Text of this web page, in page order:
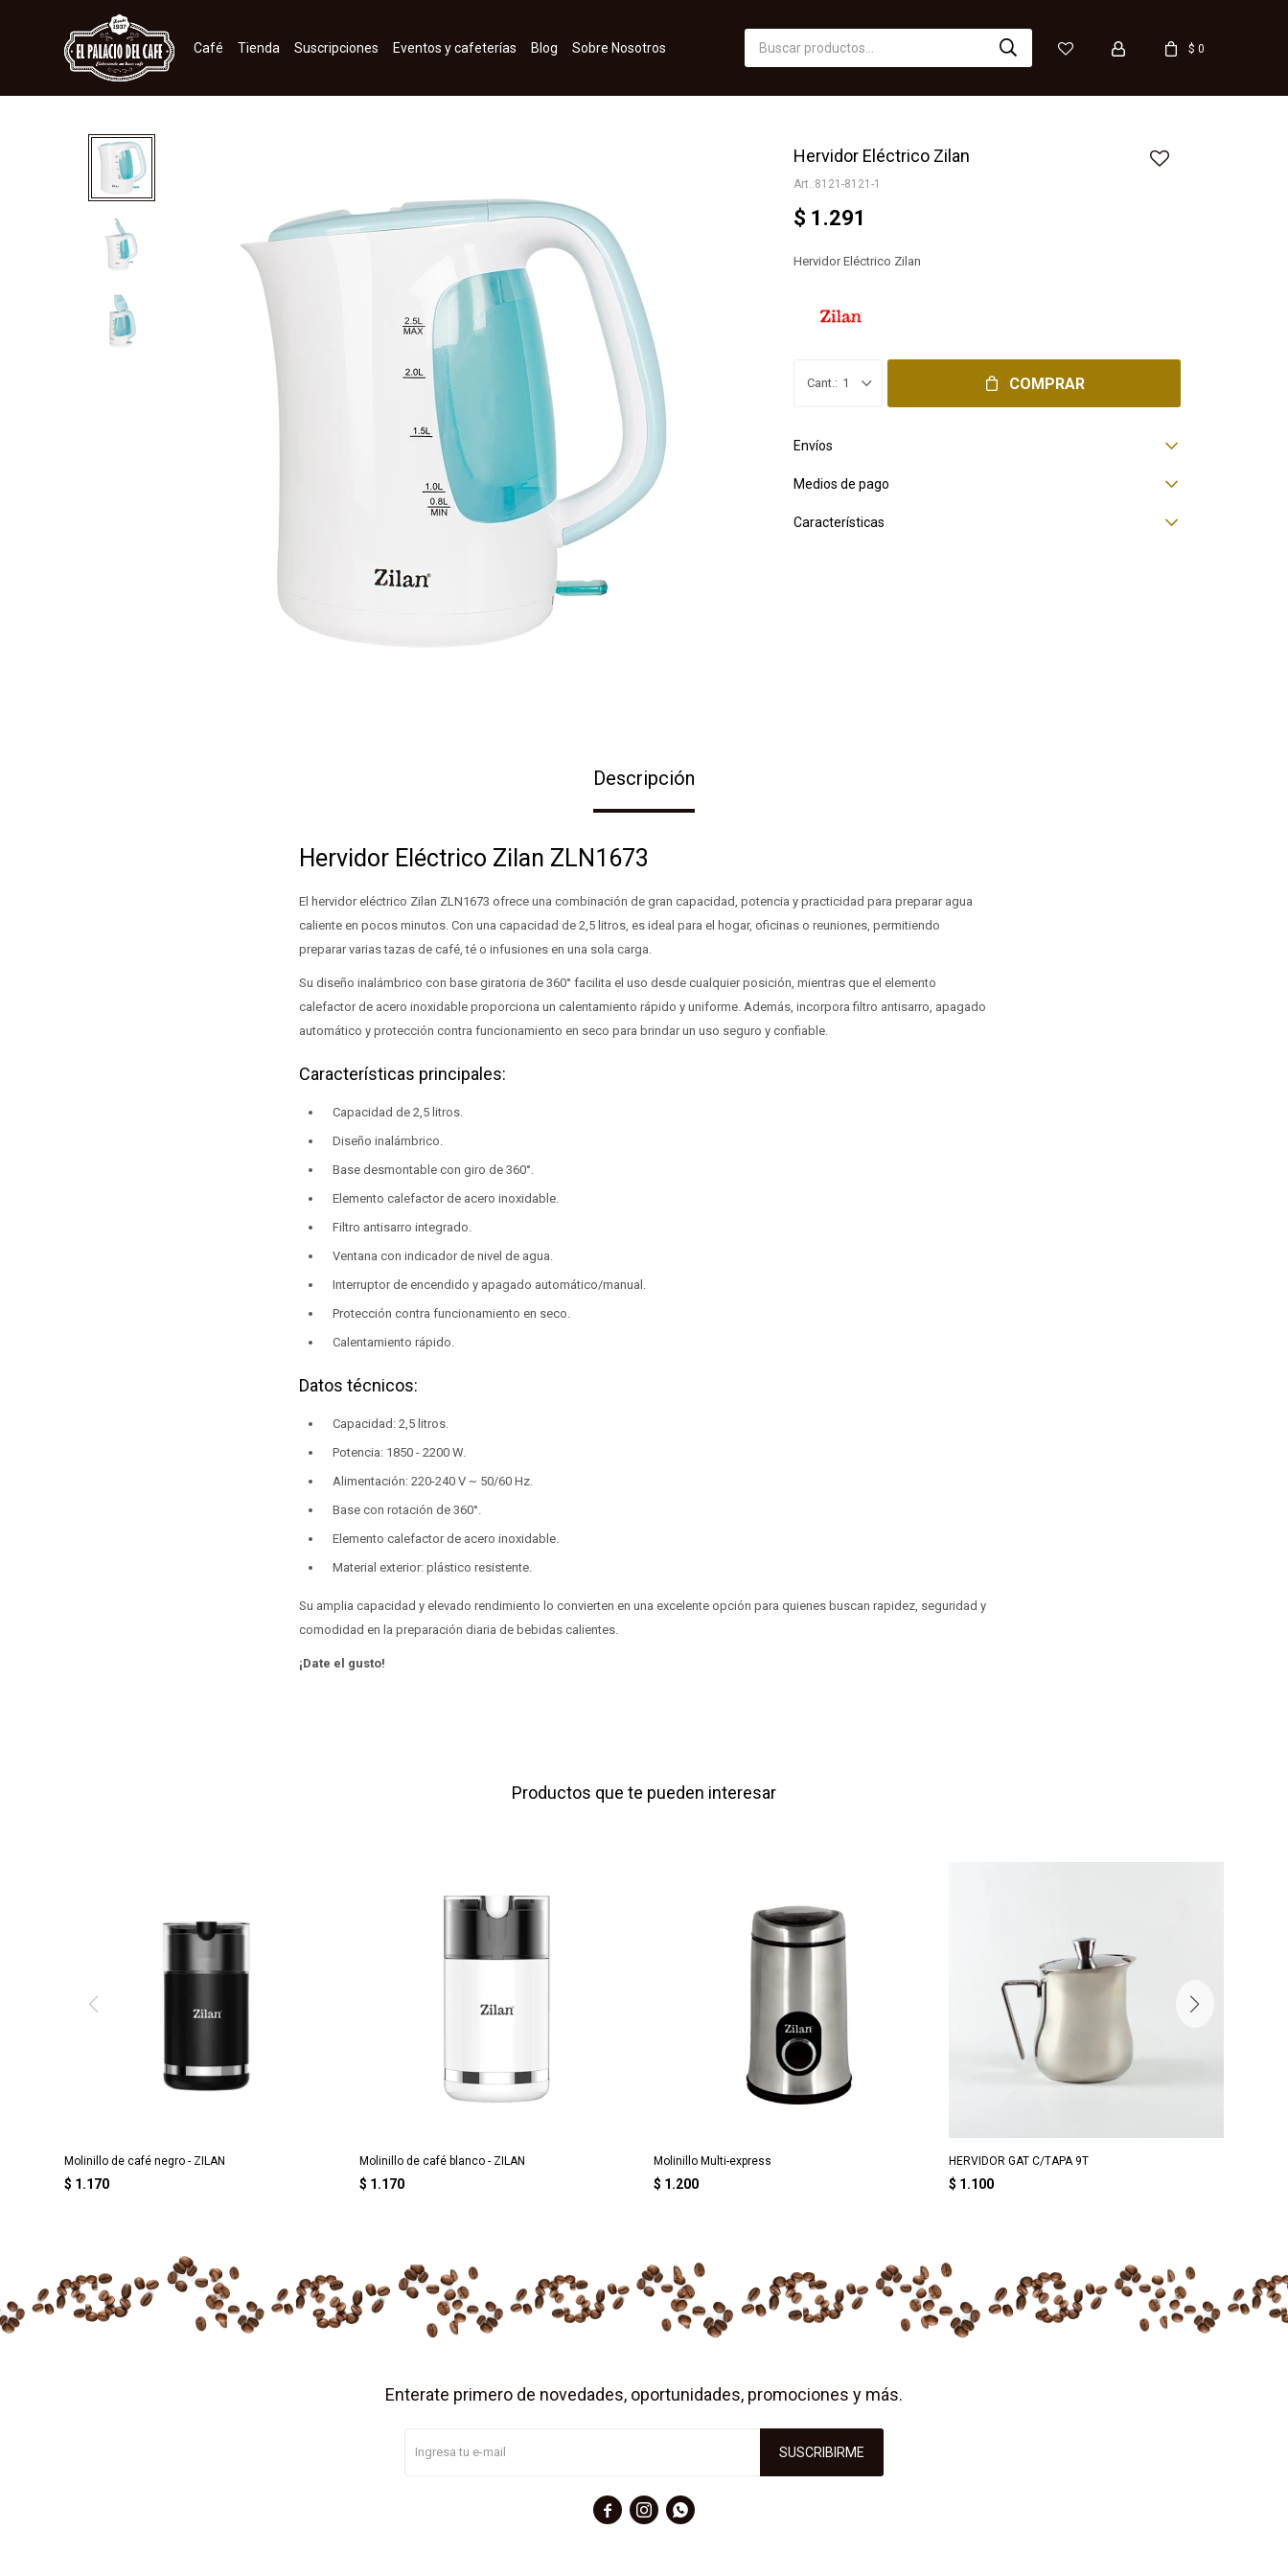
Café Tienda Suscripciones Eventos y cafeterías Blog Sobre Nosotros $ 0
Hervidor Eléctrico Zilan
8121-8121-1
$ 1.291
Hervidor Eléctrico Zilan
1 COMPRAR
Envíos
Medios de pago
Características
Descripción
Hervidor Eléctrico Zilan ZLN1673
El hervidor eléctrico Zilan ZLN1673 ofrece una combinación de gran capacidad, potencia y practicidad para preparar agua
caliente en pocos minutos. Con una capacidad de 2,5 litros, es ideal para el hogar, oficinas o reuniones, permitiendo
preparar varias tazas de café, té o infusiones en una sola carga.
Su diseño inalámbrico con base giratoria de 360° facilita el uso desde cualquier posición, mientras que el elemento
calefactor de acero inoxidable proporciona un calentamiento rápido y uniforme. Además, incorpora filtro antisarro, apagado
automático y protección contra funcionamiento en seco para brindar un uso seguro y confiable.
Características principales:
Capacidad de 2,5 litros.
Diseño inalámbrico.
Base desmontable con giro de 360°.
Elemento calefactor de acero inoxidable.
Filtro antisarro integrado.
Ventana con indicador de nivel de agua.
Interruptor de encendido y apagado automático/manual.
Protección contra funcionamiento en seco.
Calentamiento rápido.
Datos técnicos:
Capacidad: 2,5 litros.
Potencia: 1850 - 2200 W.
Alimentación: 220-240 V ~ 50/60 Hz.
Base con rotación de 360°.
Elemento calefactor de acero inoxidable.
Material exterior: plástico resistente.
Su amplia capacidad y elevado rendimiento lo convierten en una excelente opción para quienes buscan rapidez, seguridad y
comodidad en la preparación diaria de bebidas calientes.
¡Date el gusto!
Productos que te pueden interesar
Molinillo de café negro - ZILAN
$ 1.170
Molinillo de café blanco - ZILAN
$ 1.170
Molinillo Multi-express
$ 1.200
HERVIDOR GAT C/TAPA 9T
$ 1.100
Enterate primero de novedades, oportunidades, promociones y más.
SUSCRIBIRME
  